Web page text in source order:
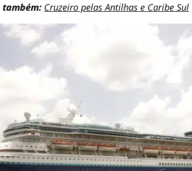
também: Cruzeiro pelas Antilhas e Caribe Sul